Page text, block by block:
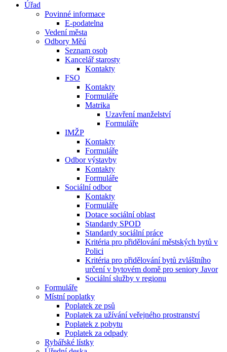
Úřad
Povinné informace
E-podatelna
Vedení města
Odbory Měú
Seznam osob
Kancelář starosty
Kontakty
FSO
Kontakty
Formuláře
Matrika
Uzavření manželství
Formuláře
IMŽP
Kontakty
Formuláře
Odbor výstavby
Kontakty
Formuláře
Sociální odbor
Kontakty
Formuláře
Dotace sociální oblast
Standardy SPOD
Standardy sociální práce
Kritéria pro přidělování městských bytů v
Polici
Kritéria pro přidělování bytů zvláštního
určení v bytovém domě pro seniory Javor
Sociální služby v regionu
Formuláře
Místní poplatky
Poplatek ze psů
Poplatek za užívání veřejného prostranství
Poplatek z pobytu
Poplatek za odpady
Rybářské lístky